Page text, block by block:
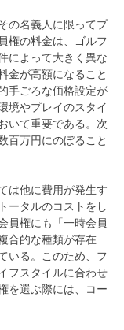
の名義人に限ってプ
権の料金は、ゴルフ
によって大きく異な
金が高額になること
手ごろな価格設定が
境やプレイのスタイ
いて重要である。次
百万円にのぼること
は他に費用が発生す
ータルのコストをし
員権にも「一時会員
合的な種類が存在
いる。このため、フ
フスタイルに合わせ
を選ぶ際には、コー